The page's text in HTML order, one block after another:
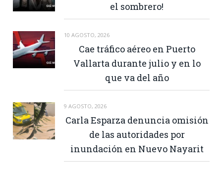
el sombrero!
10 AGOSTO, 2026
Cae tráfico aéreo en Puerto
Vallarta durante julio y en lo
que va del año
9 AGOSTO, 2026
Carla Esparza denuncia omisión
de las autoridades por
inundación en Nuevo Nayarit